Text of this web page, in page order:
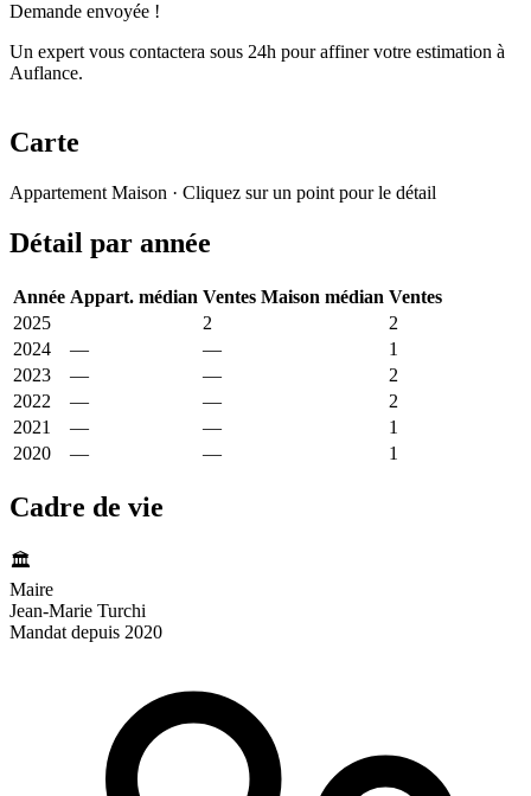
Demande envoyée !
Un expert vous contactera sous 24h pour affiner votre estimation à
Auflance.
Carte
−
Appartement Maison · Cliquez sur un point pour le détail
Détail par année
Année Appart. médian Ventes Maison médian Ventes
2025
2
2
2024
— —
1
2023
— —
2
2022
— —
2
2021
— —
1
2020
— — 1
Cadre de vie
🏛️
Maire
Jean-Marie Turchi
Mandat depuis 2020